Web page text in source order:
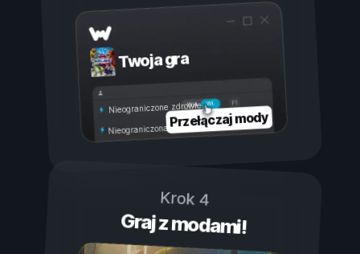
Twoja gra
Wł.
Wył.
Nieograniczone zdrowie
Nieograniczona wytrzymałość
Przełączaj mody
Krok 4
Graj z modami!